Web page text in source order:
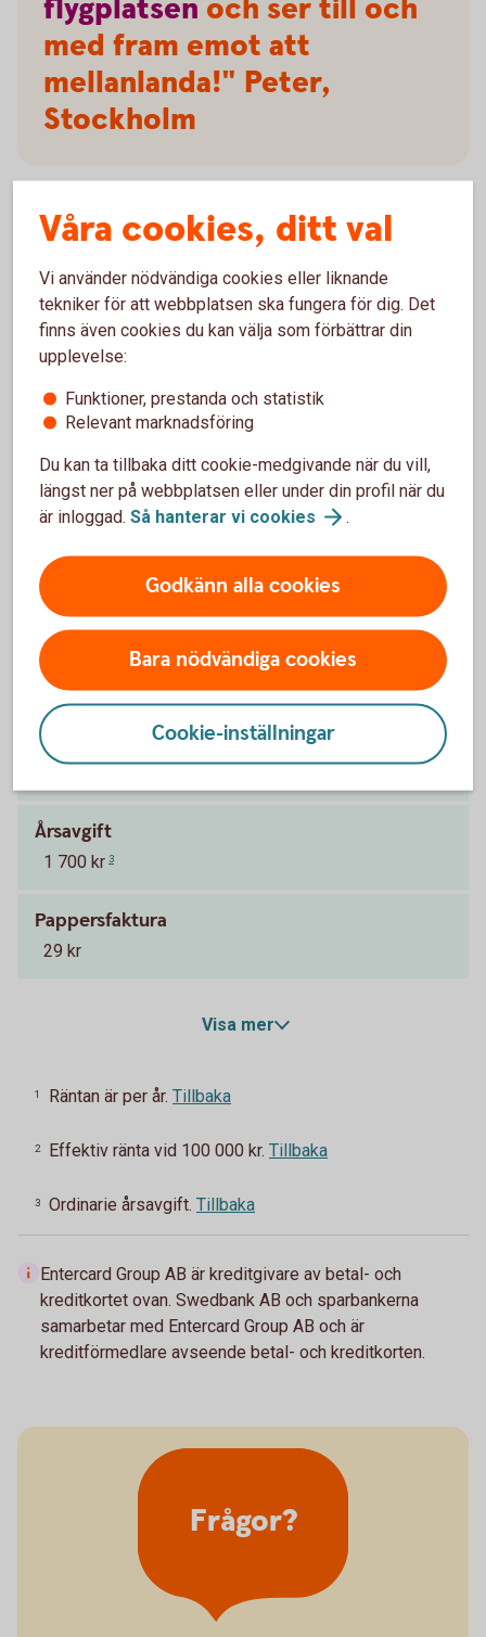
flygplatsen och ser till och
med fram emot att
mellanlanda!" Peter,
Stockholm
Frågor och svar, samt villkor
Villkor
Pris för Betal- och kreditkort Mastercard
Platinum
Ränta
13,05 % (2025-10-01)
Effektiv ränta
Årsavgift
1 700 kr 3
Pappersfaktura
29 kr
Visa mer
1 Räntan är per år. Tillbaka
2 Effektiv ränta vid 100 000 kr. Tillbaka
3 Ordinarie årsavgift. Tillbaka
Entercard Group AB är kreditgivare av betal- och
kreditkortet ovan. Swedbank AB och sparbankerna
samarbetar med Entercard Group AB och är
kreditförmedlare avseende betal- och kreditkorten.
Frågor?
Våra cookies, ditt val
Vi använder nödvändiga cookies eller liknande
tekniker för att webbplatsen ska fungera för dig. Det
finns även cookies du kan välja som förbättrar din
upplevelse:
Funktioner, prestanda och statistik
Relevant marknadsföring
Du kan ta tillbaka ditt cookie-medgivande när du vill,
längst ner på webbplatsen eller under din profil när du
är inloggad. Så hanterar vi cookies .
Godkänn alla cookies
Bara nödvändiga cookies
Cookie-inställningar